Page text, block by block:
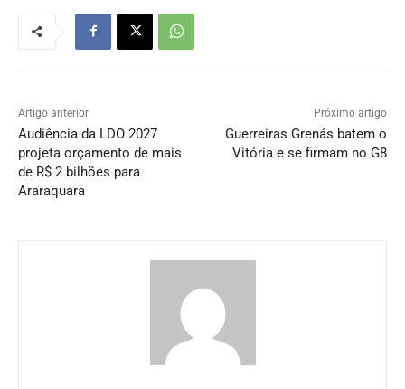
Artigo anterior
Audiência da LDO 2027
projeta orçamento de mais
de R$ 2 bilhões para
Araraquara
Próximo artigo
Guerreiras Grenás batem o
Vitória e se firmam no G8